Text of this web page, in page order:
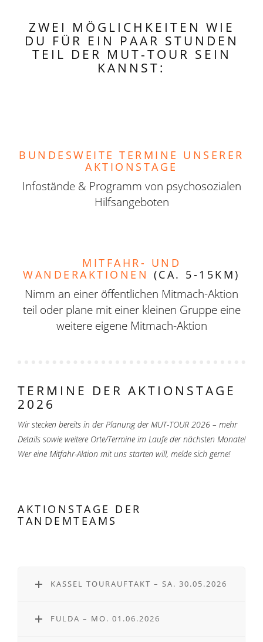
ZWEI MÖGLICHKEITEN WIE
DU FÜR EIN PAAR STUNDEN
TEIL DER MUT-TOUR SEIN
KANNST:
BUNDESWEITE TERMINE UNSERER
AKTIONSTAGE
Infostände & Programm von psychosozialen
Hilfsangeboten
MITFAHR- UND
WANDERAKTIONEN (CA. 5-15KM)
Nimm an einer öffentlichen Mitmach-Aktion
teil oder plane mit einer kleinen Gruppe eine
weitere eigene Mitmach-Aktion
TERMINE DER AKTIONSTAGE
2026
Wir stecken bereits in der Planung der MUT-TOUR 2026 – mehr
Details sowie weitere Orte/Termine im Laufe der nächsten Monate!
Wer eine Mitfahr-Aktion mit uns starten will, melde sich gerne!
AKTIONSTAGE DER
TANDEMTEAMS
KASSEL TOURAUFTAKT – SA. 30.05.2026
FULDA – MO. 01.06.2026